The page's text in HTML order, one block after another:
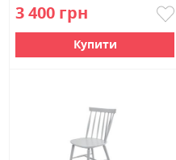
3 400 грн
Купити